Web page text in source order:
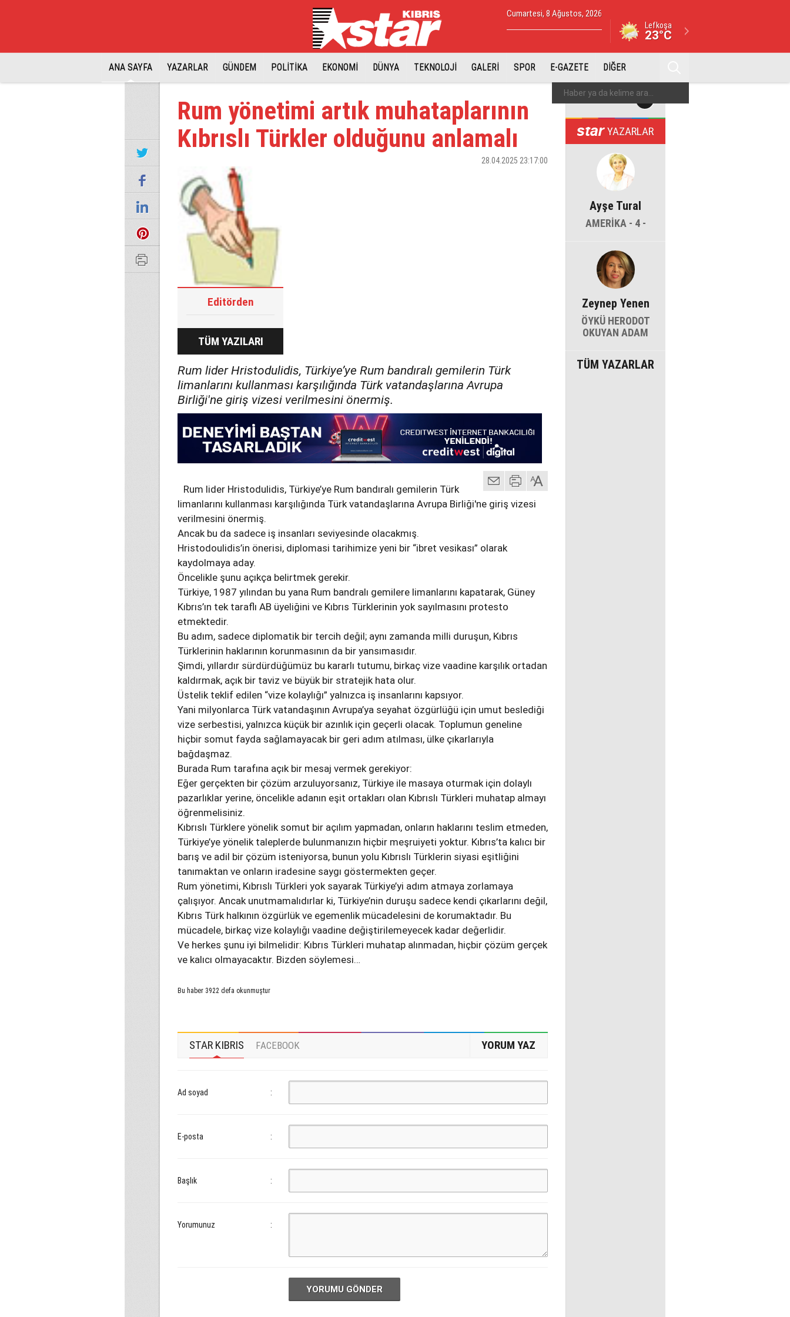
Cumartesi, 8 Ağustos, 2026
Lefkoşa
23°C
ANA SAYFA YAZARLAR GÜNDEM POLİTİKA EKONOMİ DÜNYA TEKNOLOJİ GALERİ SPOR E-GAZETE DİĞER
Rum yönetimi artık muhataplarının
Kıbrıslı Türkler olduğunu anlamalı
28.04.2025 23:17:00
Editörden
TÜM YAZILARI
Rum lider Hristodulidis, Türkiye’ye Rum bandıralı gemilerin Türk
limanlarını kullanması karşılığında Türk vatandaşlarına Avrupa
Birliği'ne giriş vizesi verilmesini önermiş.
Rum lider Hristodulidis, Türkiye’ye Rum bandıralı gemilerin Türk
limanlarını kullanması karşılığında Türk vatandaşlarına Avrupa Birliği'ne giriş vizesi
verilmesini önermiş.
Ancak bu da sadece iş insanları seviyesinde olacakmış.
Hristodoulidis’in önerisi, diplomasi tarihimize yeni bir “ibret vesikası” olarak
kaydolmaya aday.
Öncelikle şunu açıkça belirtmek gerekir.
Türkiye, 1987 yılından bu yana Rum bandralı gemilere limanlarını kapatarak, Güney
Kıbrıs’ın tek taraflı AB üyeliğini ve Kıbrıs Türklerinin yok sayılmasını protesto
etmektedir.
Bu adım, sadece diplomatik bir tercih değil; aynı zamanda milli duruşun, Kıbrıs
Türklerinin haklarının korunmasının da bir yansımasıdır.
Şimdi, yıllardır sürdürdüğümüz bu kararlı tutumu, birkaç vize vaadine karşılık ortadan
kaldırmak, açık bir taviz ve büyük bir stratejik hata olur.
Üstelik teklif edilen “vize kolaylığı” yalnızca iş insanlarını kapsıyor.
Yani milyonlarca Türk vatandaşının Avrupa’ya seyahat özgürlüğü için umut beslediği
vize serbestisi, yalnızca küçük bir azınlık için geçerli olacak. Toplumun geneline
hiçbir somut fayda sağlamayacak bir geri adım atılması, ülke çıkarlarıyla
bağdaşmaz.
Burada Rum tarafına açık bir mesaj vermek gerekiyor:
Eğer gerçekten bir çözüm arzuluyorsanız, Türkiye ile masaya oturmak için dolaylı
pazarlıklar yerine, öncelikle adanın eşit ortakları olan Kıbrıslı Türkleri muhatap almayı
öğrenmelisiniz.
Kıbrıslı Türklere yönelik somut bir açılım yapmadan, onların haklarını teslim etmeden,
Türkiye’ye yönelik taleplerde bulunmanızın hiçbir meşruiyeti yoktur. Kıbrıs’ta kalıcı bir
barış ve adil bir çözüm isteniyorsa, bunun yolu Kıbrıslı Türklerin siyasi eşitliğini
tanımaktan ve onların iradesine saygı göstermekten geçer.
Rum yönetimi, Kıbrıslı Türkleri yok sayarak Türkiye’yi adım atmaya zorlamaya
çalışıyor. Ancak unutmamalıdırlar ki, Türkiye’nin duruşu sadece kendi çıkarlarını değil,
Kıbrıs Türk halkının özgürlük ve egemenlik mücadelesini de korumaktadır. Bu
mücadele, birkaç vize kolaylığı vaadine değiştirilemeyecek kadar değerlidir.
Ve herkes şunu iyi bilmelidir: Kıbrıs Türkleri muhatap alınmadan, hiçbir çözüm gerçek
ve kalıcı olmayacaktır. Bizden söylemesi…
Bu haber 3922 defa okunmuştur
STAR KIBRIS FACEBOOK YORUM YAZ
Ad soyad :
E-posta :
Başlık :
Yorumunuz :
YORUMU GÖNDER
YAZARLAR
Ayşe Tural
AMERİKA - 4 -
Zeynep Yenen
ÖYKÜ HERODOT
OKUYAN ADAM
TÜM YAZARLAR